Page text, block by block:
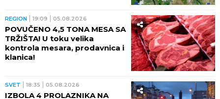
REGION 19:09 05.08.2026
POVUČENO 4,5 TONA MESA SA
TRŽIŠTA! U toku velika
kontrola mesara, prodavnica i
klanica!
SVET 18:35 05.08.2026
IZBOLA 4 PROLAZNIKA NA